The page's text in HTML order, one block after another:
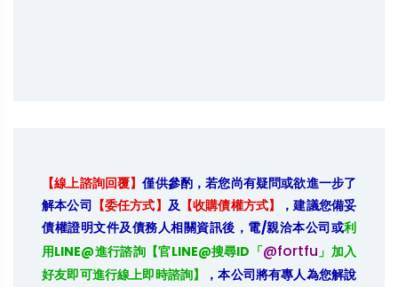
【線上諮詢回覆】僅供參酌，若您尚有疑問或欲進一步了
解本公司 【委任方式】 及【收購債權方式】
，建議您備妥
債權證明文件及債務人相關資訊後，電/親洽本公司或利
用LINE@進行諮詢【官LINE@搜尋ID「@fortfu」加入
好友即可進行線上即時諮詢】
，本公司將有專人為您解說